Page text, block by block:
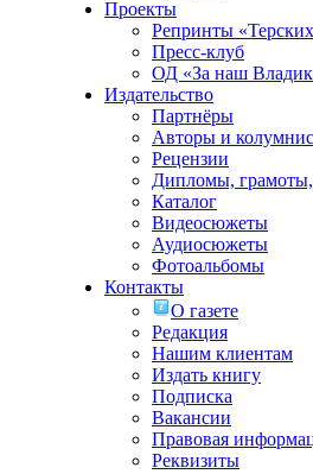
Проекты
Репринты
Пресс-клуб
ОД «За наш
Издательство
Партнёры
Авторы и
Рецензии
Дипломы,
Каталог
Видеосюжеты
Аудиосюжеты
Фотоальбомы
Контакты
О газете
Редакция
Нашим клиентам
Издать книгу
Подписка
Вакансии
Правовая
Реквизиты